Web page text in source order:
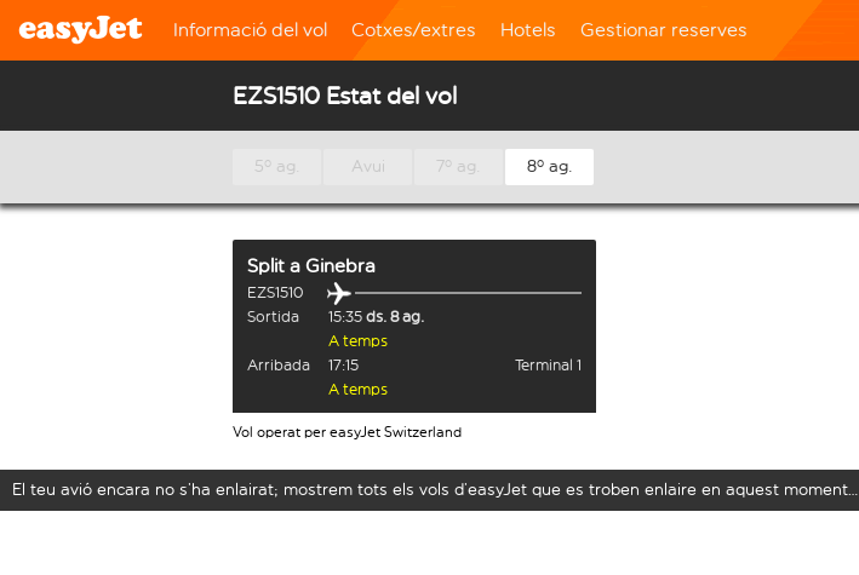
Informació del vol Cotxes/extres Hotels Gestionar reserves
EZS1510 Estat del vol
5º ag. Avui 7º ag. 8º ag.
Split a Ginebra
EZS1510
Sortida
15:35 ds. 8 ag.
A temps
Arribada
17:15
Terminal 1
A temps
Vol operat per easyJet Switzerland
El teu avió encara no s’ha enlairat; mostrem tots els vols d’easyJet que es troben enlaire en aquest moment…